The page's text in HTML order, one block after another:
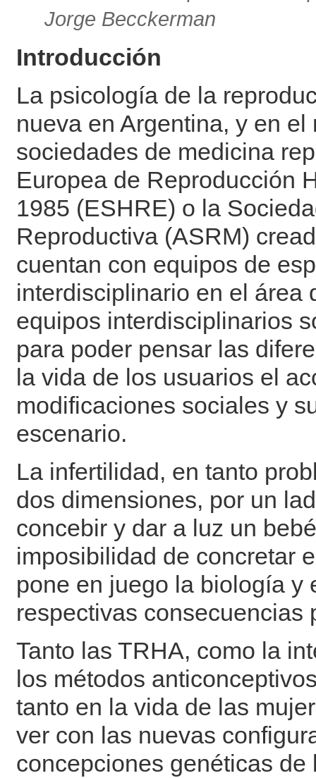
Jorge Becckerman
Introducción
La psicología de la
nueva en Argentina, y en
sociedades de medicina
Europea de Reproducción
1985 (ESHRE) o la
Reproductiva (ASRM)
cuentan con equipos de
interdisciplinario en el área
equipos interdisciplinarios
para poder pensar las
la vida de los usuarios el
modificaciones sociales y
escenario.
La infertilidad, en tanto
dos dimensiones, por un
concebir y dar a luz un
imposibilidad de concretar
pone en juego la biología y
respectivas consecuencias
Tanto las TRHA, como la
los métodos
tanto en la vida de las
ver con las nuevas
concepciones genéticas